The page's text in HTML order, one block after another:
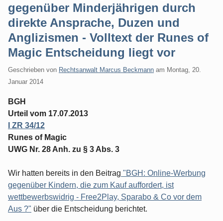
gegenüber Minderjährigen durch
direkte Ansprache, Duzen und
Anglizismen - Volltext der Runes of
Magic Entscheidung liegt vor
Geschrieben von Rechtsanwalt Marcus Beckmann am Montag, 20.
Januar 2014
BGH
Urteil vom 17.07.2013
I ZR 34/12
Runes of Magic
UWG Nr. 28 Anh. zu § 3 Abs. 3
Wir hatten bereits in den Beitrag "BGH: Online-Werbung
gegenüber Kindern, die zum Kauf auffordert, ist
wettbewerbswidrig - Free2Play, Sparabo & Co vor dem
Aus ?" über die Entscheidung berichtet.